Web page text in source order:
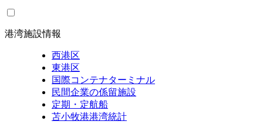
港湾施設情報
西港区
東港区
国際コンテナターミナル
民間企業の係留施設
定期・定航船
苫小牧港港湾統計